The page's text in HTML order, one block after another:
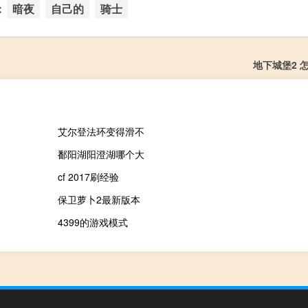
暗夜 自己的 骑士
地下城堡2
艾尔登法环变得滑不
鄱阳湖阳澄湖哪个大
cf 2017刷经验
保卫萝卜2最新版本
4399的游戏模式